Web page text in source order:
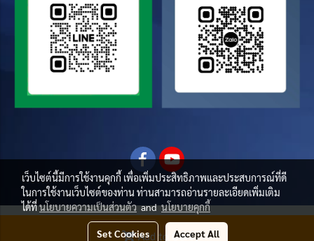
Add to Cart
© Copyright 2020 All Rights Reserved.
เว็บไซต์นี้มีการใช้งานคุกกี้ เพื่อเพิ่มประสิทธิภาพและประสบการณ์ที่ดี
ในการใช้งานเว็บไซต์ของท่าน ท่านสามารถอ่านรายละเอียดเพิ่มเติม
ได้ที่นโยบายความเป็นส่วนตัวandนโยบายคุกกี้
Set Cookies Accept All